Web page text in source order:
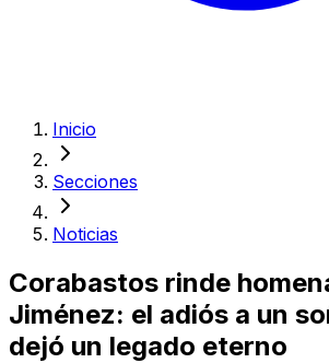
Inicio
Secciones
Noticias
Corabastos rinde
Jiménez: el adiós a un
dejó un legado eterno